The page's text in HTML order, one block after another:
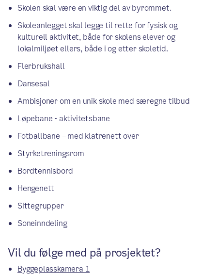
Skolen skal være en viktig del av byrommet.
Skoleanlegget skal legge til rette for fysisk og
kulturell aktivitet, både for skolens elever og
lokalmiljøet ellers, både i og etter skoletid.
Flerbrukshall
Dansesal
Ambisjoner om en unik skole med særegne tilbud
Løpebane - aktivitetsbane
Fotballbane – med klatrenett over
Styrketreningsrom
Bordtennisbord
Hengenett
Sittegrupper
Soneinndeling
Vil du følge med på prosjektet?
Byggeplasskamera 1